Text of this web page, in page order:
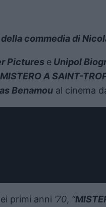
commedia di
Pictures e Unipol
A SAINT-
Benamou al cinema
primi anni ’70, “